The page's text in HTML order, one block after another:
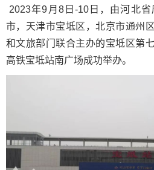
2023年9月8日-10日，由河北
市，天津市宝坻区，北京市通州
和文旅部门联合主办的宝坻区第
高铁宝坻站南广场成功举办。